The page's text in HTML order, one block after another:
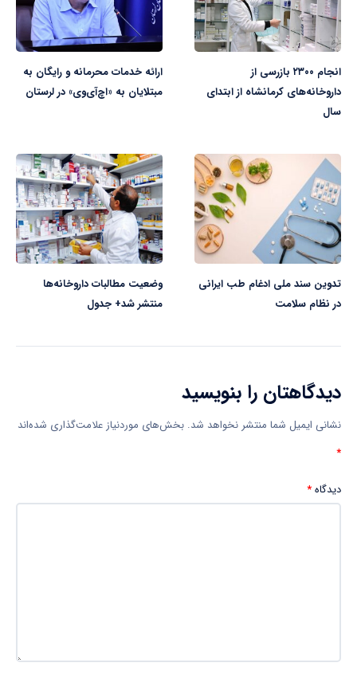
انجام ۲۳۰۰ بازرسی از
داروخانه‌های کرمانشاه از ابتدای
سال
ارائه خدمات محرمانه و رایگان به
مبتلایان به «اچ‌آی‌وی» در لرستان
تدوین سند ملی ادغام طب ایرانی
در نظام سلامت
وضعیت مطالبات داروخانه‌ها
منتشر شد+ جدول
دیدگاهتان را بنویسید
نشانی ایمیل شما منتشر نخواهد شد. بخش‌های موردنیاز علامت‌گذاری شده‌اند
*
دیدگاه*